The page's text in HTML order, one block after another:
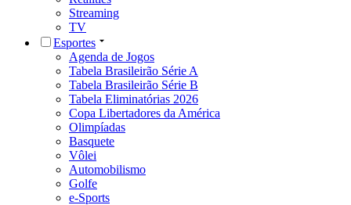
Streaming
TV
Esportes
Agenda de Jogos
Tabela Brasileirão Série A
Tabela Brasileirão Série B
Tabela Eliminatórias 2026
Copa Libertadores da América
Olimpíadas
Basquete
Vôlei
Automobilismo
Golfe
e-Sports